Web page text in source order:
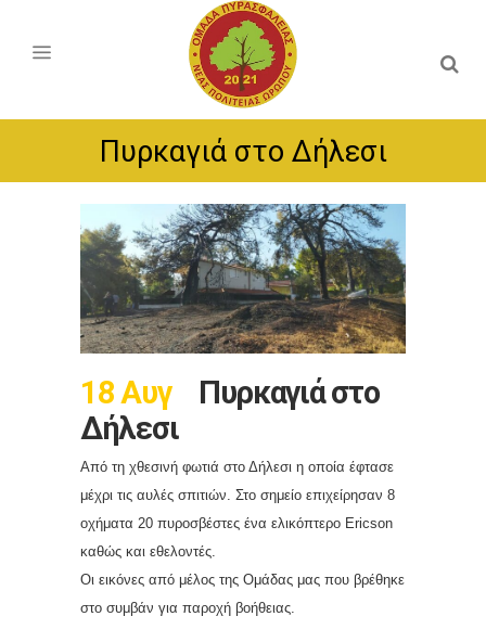
Πυρκαγιά στο Δήλεσι
18 Αυγ
Πυρκαγιά στο
Δήλεσι
Από τη χθεσινή φωτιά στο Δήλεσι η οποία έφτασε
μέχρι τις αυλές σπιτιών. Στο σημείο επιχείρησαν 8
οχήματα 20 πυροσβέστες ένα ελικόπτερο Ericson
καθώς και εθελοντές.
Οι εικόνες από μέλος της Ομάδας μας που βρέθηκε
στο συμβάν για παροχή βοήθειας.